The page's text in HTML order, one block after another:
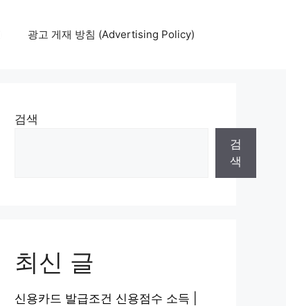
광고 게재 방침 (Advertising Policy)
검색
검
색
최신 글
신용카드 발급조건 신용점수 소득 |